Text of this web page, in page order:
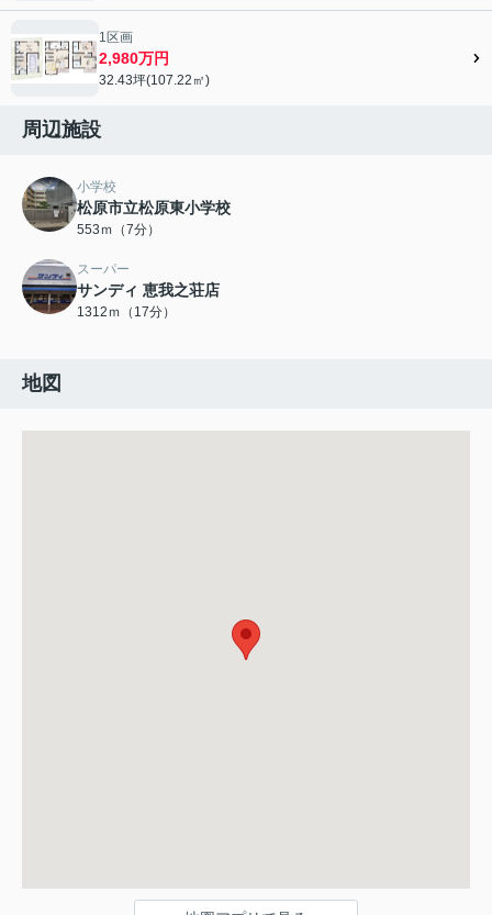
1区画
2,980万円
32.43坪(107.22㎡)
周辺施設
小学校
松原市立松原東小学校
553ｍ（7分）
スーパー
サンディ 恵我之荘店
1312ｍ（17分）
地図